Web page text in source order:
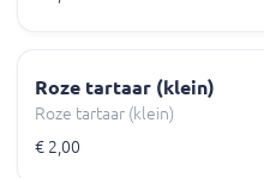
Roze tartaar (klein)
Roze tartaar (klein)
€ 2,00